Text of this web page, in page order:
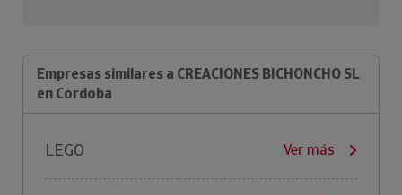
Empresas similares a CREACIONES BICHONCHO SL
en Cordoba
LEGO Ver más